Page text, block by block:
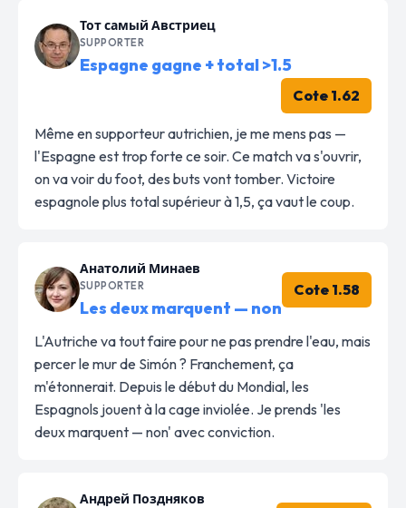
Тот самый Австриец
SUPPORTER
Espagne gagne + total >1.5
Cote 1.62
Même en supporteur autrichien, je me mens pas —
l'Espagne est trop forte ce soir. Ce match va s'ouvrir,
on va voir du foot, des buts vont tomber. Victoire
espagnole plus total supérieur à 1,5, ça vaut le coup.
Анатолий Минаев
SUPPORTER
Les deux marquent — non
Cote 1.58
L'Autriche va tout faire pour ne pas prendre l'eau, mais
percer le mur de Simón ? Franchement, ça
m'étonnerait. Depuis le début du Mondial, les
Espagnols jouent à la cage inviolée. Je prends 'les
deux marquent — non' avec conviction.
Андрей Поздняков